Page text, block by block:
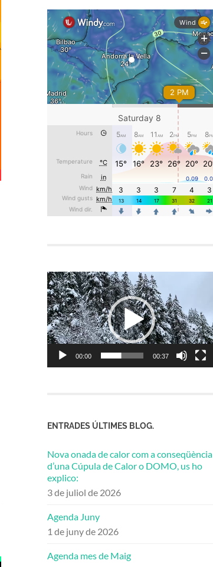
Reproductor
de
vídeo
00:00 00:37
ENTRADES ÚLTIMES BLOG.
Nova onada de calor com a conseqüència
d’una Cúpula de Calor o DOMO, us ho
explico:
3 de juliol de 2026
Agenda Juny
1 de juny de 2026
Agenda mes de Maig